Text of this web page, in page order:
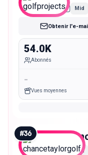
Mid
Obtenir l'e-
54.0K
Abonnés
-
Vues moyennes
#36
Mid